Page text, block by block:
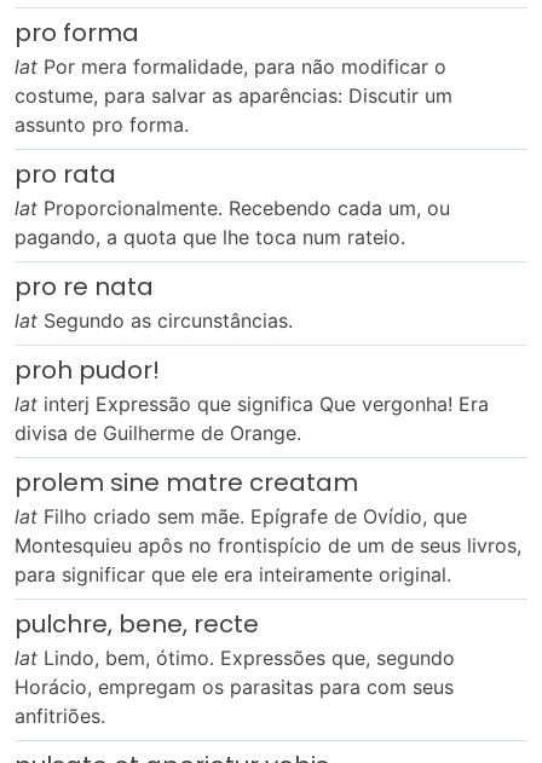
pro forma
lat Por mera formalidade, para não modificar o
costume, para salvar as aparências: Discutir um
assunto pro forma.
pro rata
lat Proporcionalmente. Recebendo cada um, ou
pagando, a quota que lhe toca num rateio.
pro re nata
lat Segundo as circunstâncias.
proh pudor!
lat interj Expressão que significa Que vergonha! Era
divisa de Guilherme de Orange.
prolem sine matre creatam
lat Filho criado sem mãe. Epígrafe de Ovídio, que
Montesquieu apôs no frontispício de um de seus livros,
para significar que ele era inteiramente original.
pulchre, bene, recte
lat Lindo, bem, ótimo. Expressões que, segundo
Horácio, empregam os parasitas para com seus
anfitriões.